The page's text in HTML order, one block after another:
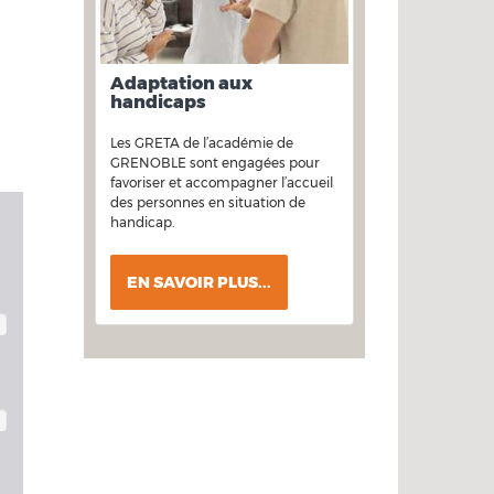
Adaptation aux
handicaps
Les GRETA de l’académie de
GRENOBLE sont engagées pour
favoriser et accompagner l’accueil
des personnes en situation de
handicap.
EN SAVOIR PLUS...